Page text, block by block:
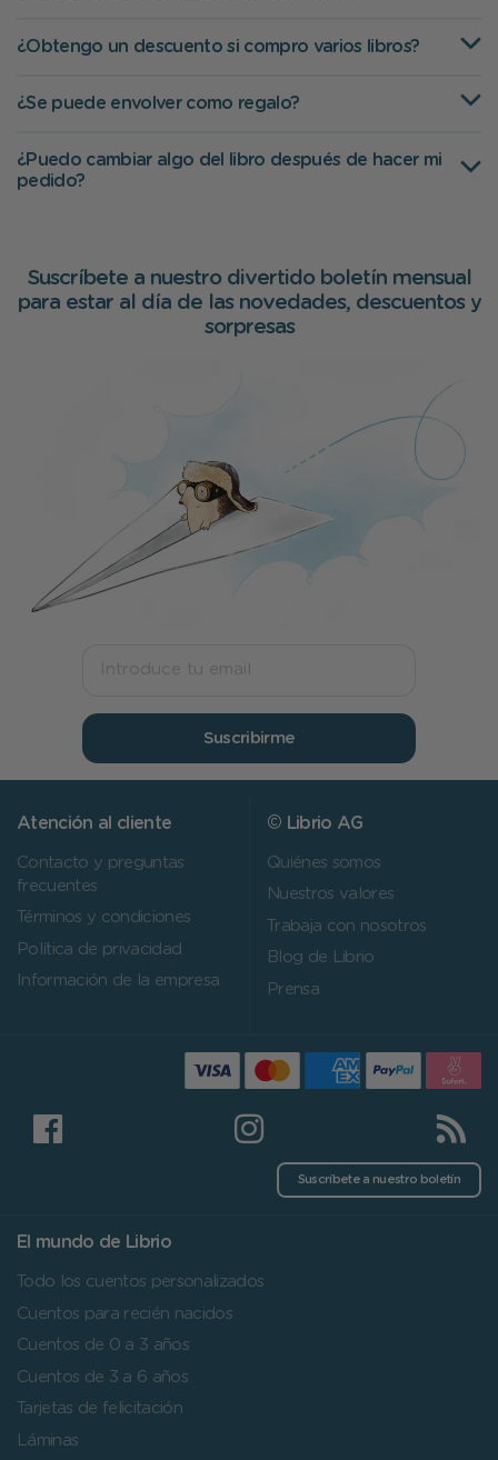
¿Obtengo un descuento si compro varios libros?
¿Se puede envolver como regalo?
¿Puedo cambiar algo del libro después de hacer mi
pedido?
Suscríbete a nuestro divertido boletín mensual
para estar al día de las novedades, descuentos y
sorpresas
Suscribirme
Atención al cliente
Contacto y preguntas
frecuentes
Términos y condiciones
Política de privacidad
Información de la empresa
© Librio AG
Quiénes somos
Nuestros valores
Trabaja con nosotros
Blog de Librio
Prensa
Suscríbete a nuestro boletín
El mundo de Librio
Todo los cuentos personalizados
Cuentos para recién nacidos
Cuentos de 0 a 3 años
Cuentos de 3 a 6 años
Tarjetas de felicitación
Láminas